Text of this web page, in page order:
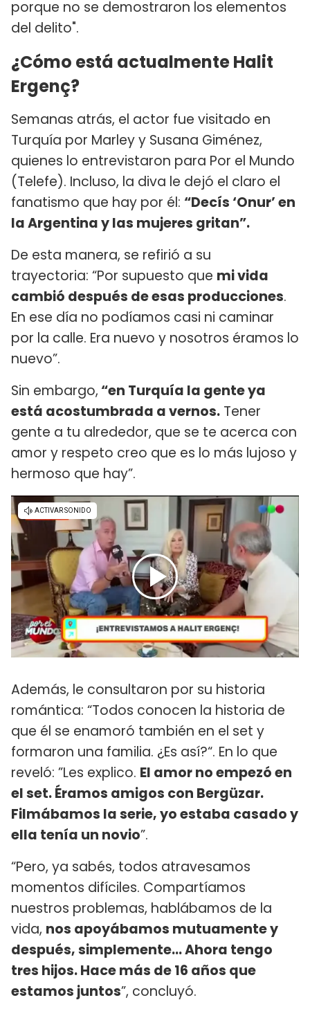
porque no se demostraron los elementos
del delito".
¿Cómo está actualmente Halit
Ergenç?
Semanas atrás, el actor fue visitado en
Turquía por Marley y Susana Giménez,
quienes lo entrevistaron para Por el Mundo
(Telefe). Incluso, la diva le dejó el claro el
fanatismo que hay por él: “Decís ‘Onur’ en
la Argentina y las mujeres gritan”.
De esta manera, se refirió a su
trayectoria: “Por supuesto que mi vida
cambió después de esas producciones.
En ese día no podíamos casi ni caminar
por la calle. Era nuevo y nosotros éramos lo
nuevo”.
Sin embargo, “en Turquía la gente ya
está acostumbrada a vernos. Tener
gente a tu alrededor, que se te acerca con
amor y respeto creo que es lo más lujoso y
hermoso que hay”.
Además, le consultaron por su historia
romántica: “Todos conocen la historia de
que él se enamoró también en el set y
formaron una familia. ¿Es así?“. En lo que
reveló: ”Les explico. El amor no empezó en
el set. Éramos amigos con Bergüzar.
Filmábamos la serie, yo estaba casado y
ella tenía un novio”.
“Pero, ya sabés, todos atravesamos
momentos difíciles. Compartíamos
nuestros problemas, hablábamos de la
vida, nos apoyábamos mutuamente y
después, simplemente... Ahora tengo
tres hijos. Hace más de 16 años que
estamos juntos”, concluyó.